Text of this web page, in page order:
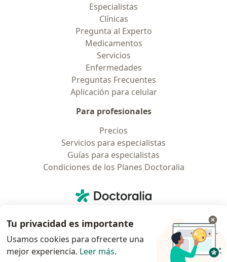
Especialistas
Clínicas
Pregunta al Experto
Medicamentos
Servicios
Enfermedades
Preguntas Frecuentes
Aplicación para celular
Para profesionales
Precios
Servicios para especialistas
Guías para especialistas
Condiciones de los Planes Doctoralia
Doctoralia - Página de inicio
C/ Josep Pla 2 - Building B2, floor 13
08019 Barcelona, Spain
Tu privacidad es importante
Usamos cookies para ofrecerte una
mejor experiencia. Leer más.